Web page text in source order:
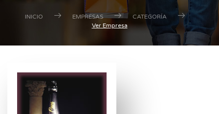
INICIO EMPRESAS
CATEGORÍA
Ver Empresa